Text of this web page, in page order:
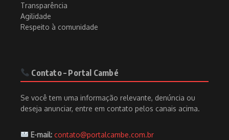
Transparência
Agilidade
Respeito à comunidade
Contato – Portal Cambé
Se você tem uma informação relevante, denúncia ou
deseja anunciar, entre em contato pelos canais acima.
E-mail: contato@portalcambe.com.br